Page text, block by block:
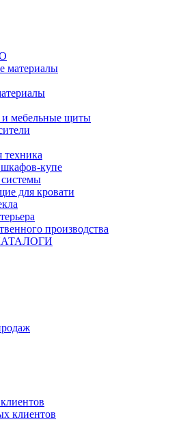
материалы
мебельные щиты
техника
купе
для кровати
производства
клиентов